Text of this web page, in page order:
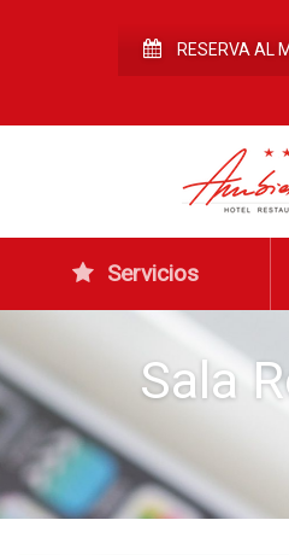
RESERVA AL
Servicios
Sala